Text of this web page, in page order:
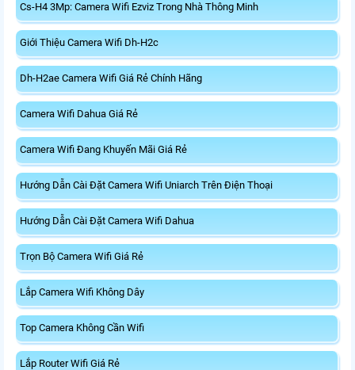
Cs-H4 3Mp: Camera Wifi Ezviz Trong Nhà Thông Minh
Giới Thiệu Camera Wifi Dh-H2c
Dh-H2ae Camera Wifi Giá Rẻ Chính Hãng
Camera Wifi Dahua Giá Rẻ
Camera Wifi Đang Khuyến Mãi Giá Rẻ
Hướng Dẫn Cài Đặt Camera Wifi Uniarch Trên Điện Thoại
Hướng Dẫn Cài Đặt Camera Wifi Dahua
Trọn Bộ Camera Wifi Giá Rẻ
Lắp Camera Wifi Không Dây
Top Camera Không Cần Wifi
Lắp Router Wifi Giá Rẻ